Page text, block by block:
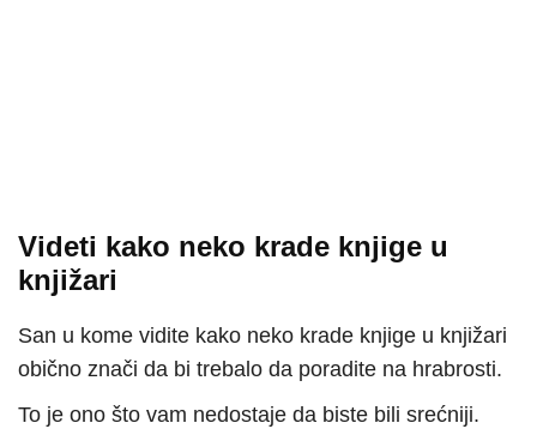
Videti kako neko krade knjige u
knjižari
San u kome vidite kako neko krade knjige u knjižari
obično znači da bi trebalo da poradite na hrabrosti.
To je ono što vam nedostaje da biste bili srećniji.